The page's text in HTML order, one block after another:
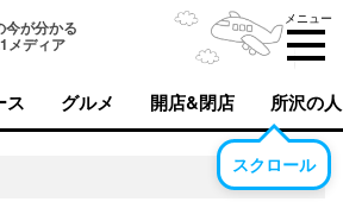
今が分かる
メディア
メニュー
ス グルメ 開店&閉店 所沢の人
スクロール